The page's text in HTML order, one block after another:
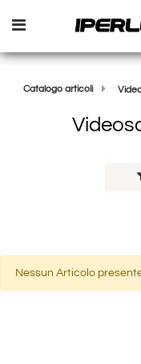
Open menu
Catalogo articoli
Nessun Articolo